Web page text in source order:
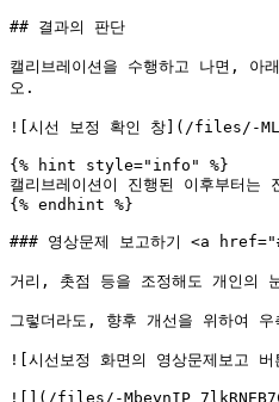
## 결과의 판단
캘리브레이션을 수행하고 나면, 아
오.
![시선 보정 확인 창](/files/-
{% hint style="info" %}
캘리브레이션이 진행된 이후부터
{% endhint %}
### 영상문제 보고하기 <a
거리, 촛점 등을 조정해도 개인의
그렇더라도, 향후 개선을 위하여
![시선보정 화면의 영상문제보
![](/files/-